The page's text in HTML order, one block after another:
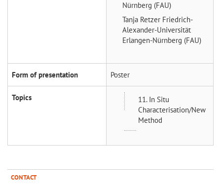
Nürnberg (FAU)
Tanja Retzer Friedrich-
Alexander-Universität
Erlangen-Nürnberg (FAU)
Form of presentation Poster
Topics
11. In Situ
Characterisation/New
Method
CONTACT